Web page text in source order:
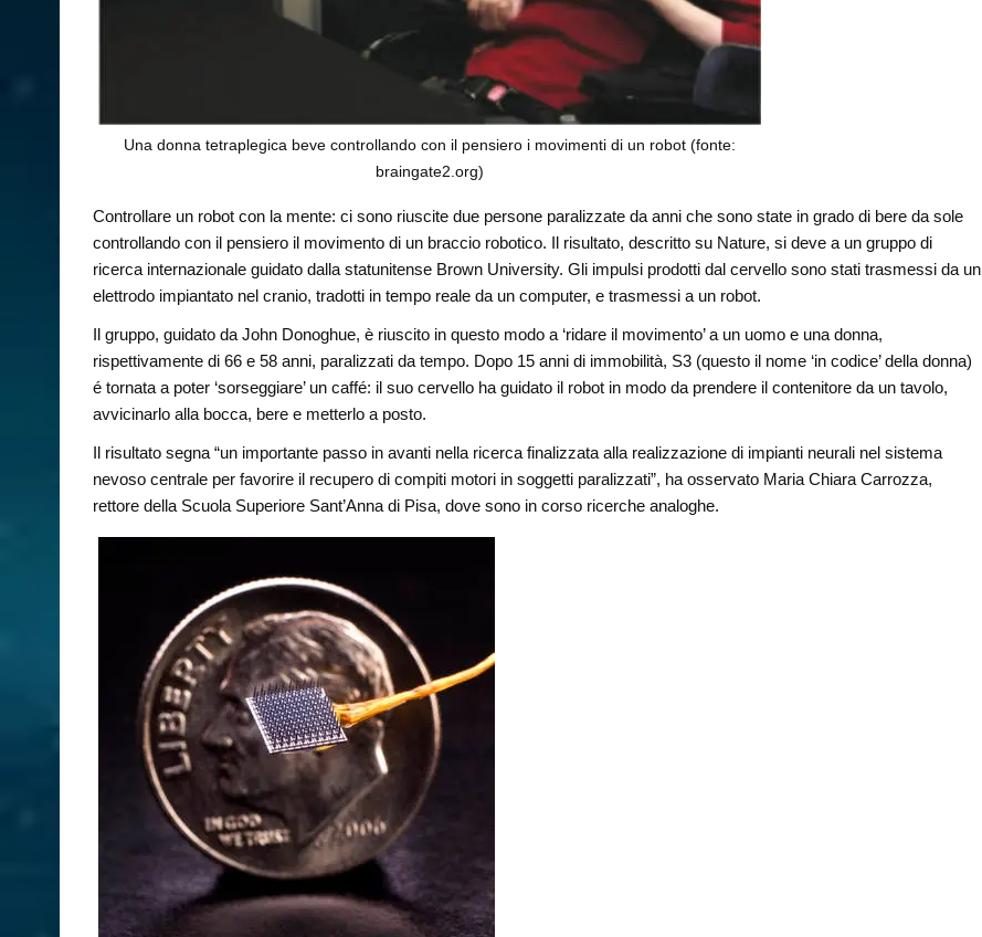
Una donna tetraplegica beve controllando con il pensiero i movimenti di un robot (fonte:
braingate2.org)
Controllare un robot con la mente: ci sono riuscite due persone paralizzate da anni che sono state in grado di bere da sole
controllando con il pensiero il movimento di un braccio robotico. Il risultato, descritto su Nature, si deve a un gruppo di
ricerca internazionale guidato dalla statunitense Brown University. Gli impulsi prodotti dal cervello sono stati trasmessi da un
elettrodo impiantato nel cranio, tradotti in tempo reale da un computer, e trasmessi a un robot.
Il gruppo, guidato da John Donoghue, è riuscito in questo modo a ‘ridare il movimento’ a un uomo e una donna,
rispettivamente di 66 e 58 anni, paralizzati da tempo. Dopo 15 anni di immobilità, S3 (questo il nome ‘in codice’ della donna)
é tornata a poter ‘sorseggiare’ un caffé: il suo cervello ha guidato il robot in modo da prendere il contenitore da un tavolo,
avvicinarlo alla bocca, bere e metterlo a posto.
Il risultato segna “un importante passo in avanti nella ricerca finalizzata alla realizzazione di impianti neurali nel sistema
nevoso centrale per favorire il recupero di compiti motori in soggetti paralizzati”, ha osservato Maria Chiara Carrozza,
rettore della Scuola Superiore Sant’Anna di Pisa, dove sono in corso ricerche analoghe.